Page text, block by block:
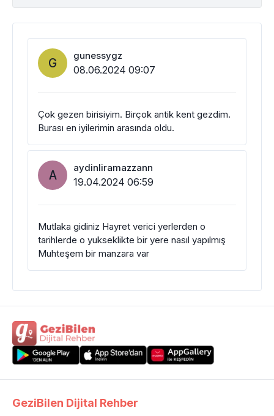
G gunessygz
08.06.2024 09:07
Çok gezen birisiyim. Birçok antik kent gezdim.
Burası en iyilerimin arasında oldu.
A aydinliramazzann
19.04.2024 06:59
Mutlaka gidiniz Hayret verici yerlerden o
tarihlerde o yukseklikte bir yere nasıl yapılmış
Muhteşem bir manzara var
GeziBilen Dijital Rehber